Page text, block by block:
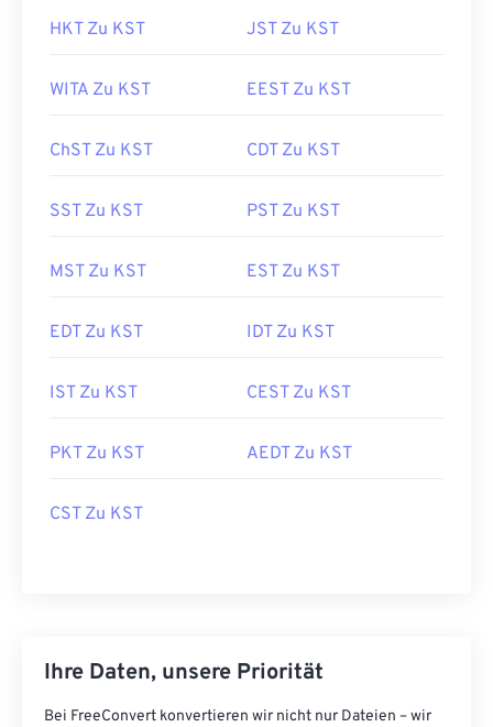
HKT Zu KST JST Zu KST
WITA Zu KST EEST Zu KST
ChST Zu KST CDT Zu KST
SST Zu KST PST Zu KST
MST Zu KST EST Zu KST
EDT Zu KST IDT Zu KST
IST Zu KST CEST Zu KST
PKT Zu KST AEDT Zu KST
CST Zu KST
Ihre Daten, unsere Priorität
Bei FreeConvert konvertieren wir nicht nur Dateien – wir